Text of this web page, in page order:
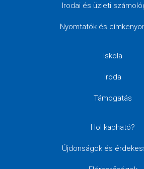
Irodai és üzleti
Nyomtatók és
Iskola
Iroda
Támogatás
Hol kapható?
Újdonságok és